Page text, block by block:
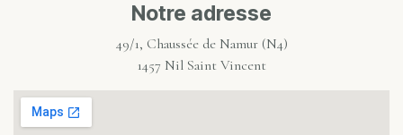
Notre adresse
49/1, Chaussée de Namur (N4)
1457 Nil Saint Vincent